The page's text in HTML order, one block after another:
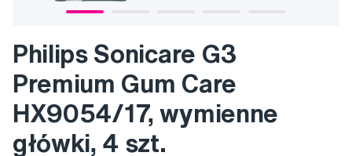
Philips Sonicare G3
Premium Gum Care
HX9054/17, wymienne
główki, 4 szt.